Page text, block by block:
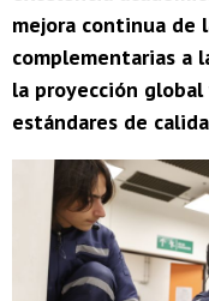
mejora continua de
complementarias a
la proyección
estándares de